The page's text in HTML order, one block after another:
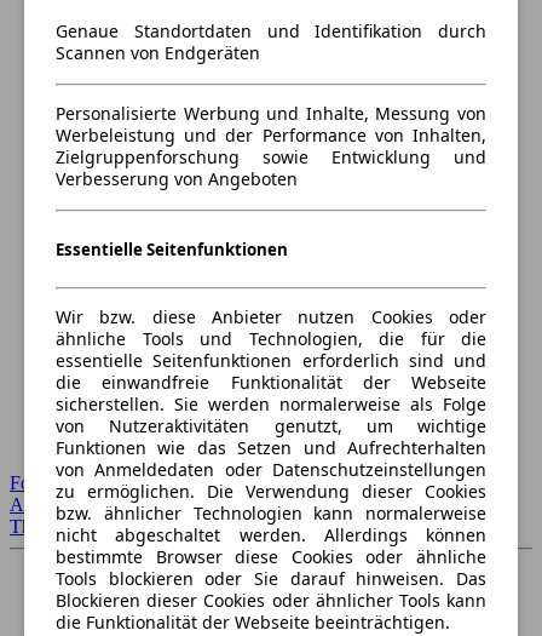
Forum Startseite
Alle Auto-Foren
Themen-Forum
Genaue Standortdaten und Identifikation durch
Scannen von Endgeräten
Personalisierte Werbung und Inhalte, Messung von
Werbeleistung und der Performance von Inhalten,
Zielgruppenforschung sowie Entwicklung und
Verbesserung von Angeboten
Essentielle Seitenfunktionen
Wir bzw. diese Anbieter nutzen Cookies oder
ähnliche Tools und Technologien, die für die
essentielle Seitenfunktionen erforderlich sind und
die einwandfreie Funktionalität der Webseite
sicherstellen. Sie werden normalerweise als Folge
von Nutzeraktivitäten genutzt, um wichtige
Funktionen wie das Setzen und Aufrechterhalten
von Anmeldedaten oder Datenschutzeinstellungen
zu ermöglichen. Die Verwendung dieser Cookies
bzw. ähnlicher Technologien kann normalerweise
nicht abgeschaltet werden. Allerdings können
bestimmte Browser diese Cookies oder ähnliche
Tools blockieren oder Sie darauf hinweisen. Das
Blockieren dieser Cookies oder ähnlicher Tools kann
die Funktionalität der Webseite beeinträchtigen.